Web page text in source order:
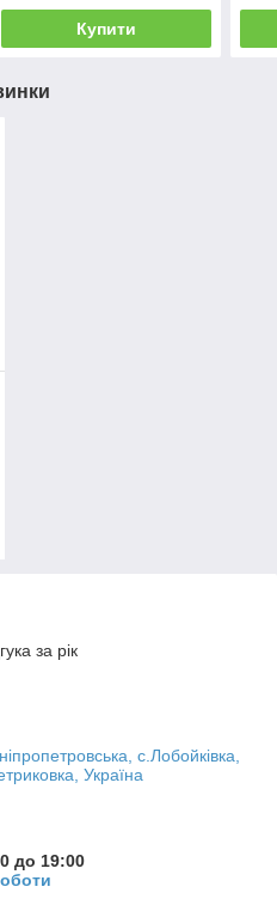
Купити
за рік
с.Лобойківка,
Україна
до 19:00